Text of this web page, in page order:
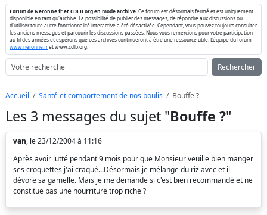
Forum de Neronne.fr et CDLB.org en mode archive . Ce forum est désormais fermé et est uniquement
disponible en tant qu'archive. La possibilité de publier des messages, de répondre aux discussions ou
d'utiliser toute autre fonctionnalité interactive a été désactivée. Cependant, vous pouvez toujours consulter
les anciens messages et parcourir les discussions passées. Nous vous remercions pour votre participation
au fil des années et espérons que ces archives continueront à être une ressource utile. L'équipe du forum
www.neronne.fret www.cdlb.org.
Rechercher
Accueil Santé et comportement de nos boulis Bouffe ?
Les 3 messages du sujet "Bouffe ?"
van, le 23/12/2004 à 11:16
Après avoir lutté pendant 9 mois pour que Monsieur veuille bien manger
ses croquettes j'ai craqué...Désormais je mélange du riz avec et il
dévore sa gamelle. Mais je me demande si c'est bien recommandé et ne
constitue pas une nourriture trop riche ?